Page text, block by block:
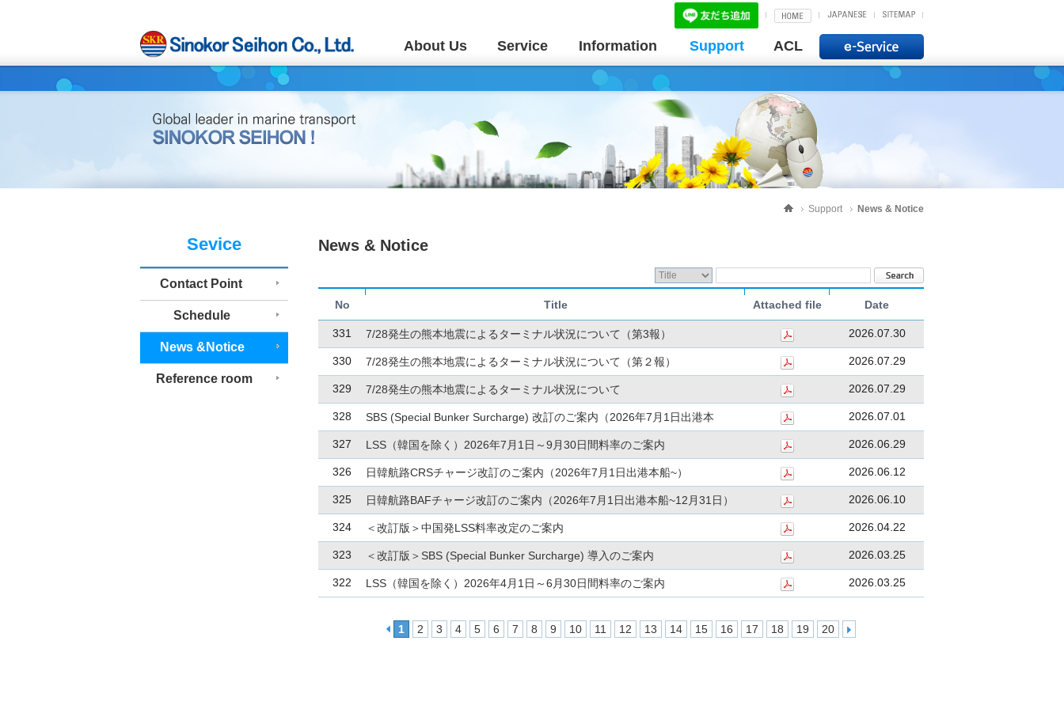
About Us Service Information Support ACL
Sevice
Contact Point
Schedule
News &Notice
Reference room
Support News & Notice
News & Notice
No Title Attached file Date
331 7/28発生の熊本地震によるターミナル状況について（第3報） 2026.07.30
330 7/28発生の熊本地震によるターミナル状況について（第２報） 2026.07.29
329 7/28発生の熊本地震によるターミナル状況について 2026.07.29
328 SBS (Special Bunker Surcharge) 改訂のご案内（2026年7月1日出港本 2026.07.01
327 LSS（韓国を除く）2026年7月1日～9月30日間料率のご案内 2026.06.29
326 日韓航路CRSチャージ改訂のご案内（2026年7月1日出港本船~） 2026.06.12
325 日韓航路BAFチャージ改訂のご案内（2026年7月1日出港本船~12月31日） 2026.06.10
324 ＜改訂版＞中国発LSS料率改定のご案内 2026.04.22
323 ＜改訂版＞SBS (Special Bunker Surcharge) 導入のご案内 2026.03.25
322 LSS（韓国を除く）2026年4月1日～6月30日間料率のご案内 2026.03.25
1 2 3 4 5 6 7 8 9 10 11 12 13 14 15 16 17 18 19 20